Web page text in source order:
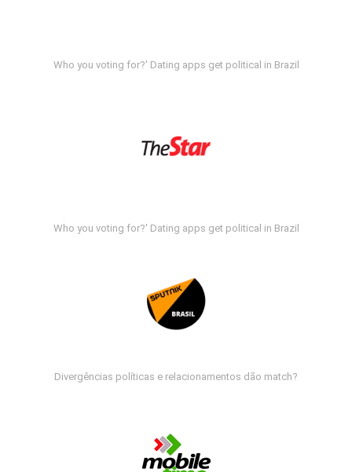
Who you voting for?' Dating apps get political in Brazil
Who you voting for?' Dating apps get political in Brazil
Divergências políticas e relacionamentos dão match?